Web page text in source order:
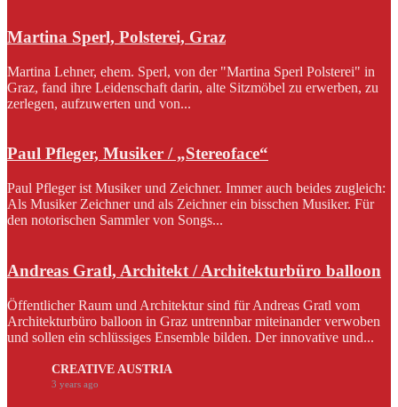
Martina Sperl, Polsterei, Graz
Martina Lehner, ehem. Sperl, von der "Martina Sperl Polsterei" in
Graz, fand ihre Leidenschaft darin, alte Sitzmöbel zu erwerben, zu
zerlegen, aufzuwerten und von...
Paul Pfleger, Musiker / „Stereoface“
Paul Pfleger ist Musiker und Zeichner. Immer auch beides zugleich:
Als Musiker Zeichner und als Zeichner ein bisschen Musiker. Für
den notorischen Sammler von Songs...
Andreas Gratl, Architekt / Architekturbüro balloon
Öffentlicher Raum und Architektur sind für Andreas Gratl vom
Architekturbüro balloon in Graz untrennbar miteinander verwoben
und sollen ein schlüssiges Ensemble bilden. Der innovative und...
CREATIVE AUSTRIA
3 years ago